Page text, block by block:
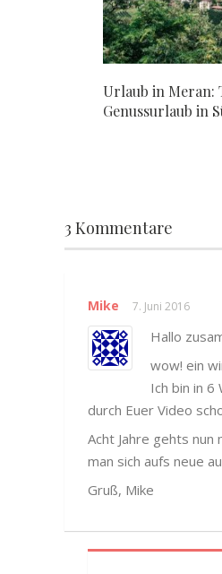
Urlaub in Meran:
Genussurlaub in
3 Kommentare
Mike 7. Juni 2016
Hallo
wow! ein
Ich bin in 6
durch Euer Video
Acht Jahre gehts
man sich aufs neue
Gruß, Mike